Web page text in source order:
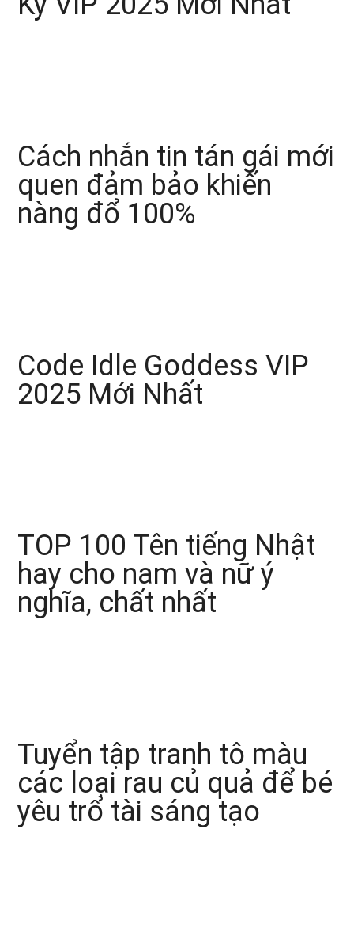
Cách nhắn tin tán gái mới
quen đảm bảo khiến
nàng đổ 100%
Code Idle Goddess VIP
2025 Mới Nhất
TOP 100 Tên tiếng Nhật
hay cho nam và nữ ý
nghĩa, chất nhất
Tuyển tập tranh tô màu
các loại rau củ quả để bé
yêu trổ tài sáng tạo